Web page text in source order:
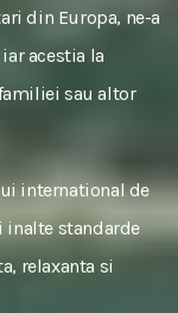
din Europa, ne-a
acestia la
sau altor
international de
inalte standarde
relaxanta si